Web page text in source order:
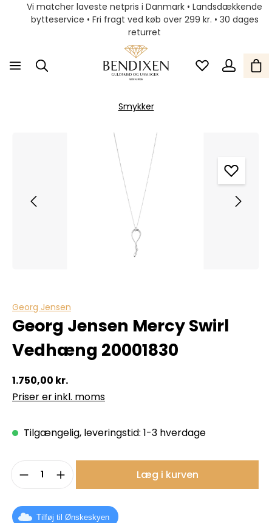
Vi matcher laveste netpris i Danmark • Landsdækkende
bytteservice • Fri fragt ved køb over 299 kr. • 30 dages
returret
Smykker
Georg Jensen
Georg Jensen Mercy Swirl
Vedhæng 20001830
1.750,00 kr.
Priser er inkl. moms
Tilgængelig, leveringstid: 1-3 hverdage
Produktmængde: Indtast det
Læg i kurven
Tilføj til Ønskeskyen